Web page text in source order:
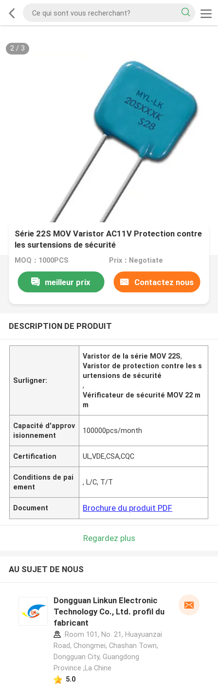
2/ 3
Série 22S MOV Varistor AC11V Protection contre
les surtensions de sécurité
MOQ：1000PCS Prix：Negotiate
meilleur prix Contactez nous
DESCRIPTION DE PRODUIT
Surligner:
Varistor de la série MOV 22S,
Varistor de protection contre les s
urtensions de sécurité
,
Vérificateur de sécurité MOV 22 m
m
Capacité d'approv
isionnement
100000pcs/month
Certification UL,VDE,CSA,CQC
Conditions de pai
ement
, L/C, T/T
Document Brochure du produit PDF
Regardez plus
AU SUJET DE NOUS
Dongguan Linkun Electronic
Technology Co., Ltd. profil du
fabricant
Room 101, No. 21, Huayuanzai
Road, Chongmei, Chashan Town,
Dongguan City, Guangdong
Province ,La Chine
5.0